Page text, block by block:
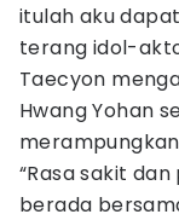
itulah aku
terang idol-
Taecyon
Hwang Yohan
“Rasa sakit
berada